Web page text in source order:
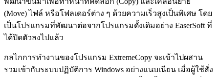
(Move) ไฟล์ หรือโฟลเดอร์ต่าง ๆ ด้วยความเร็วสูงเป็นพิเศษ โดย
เป็นโปรแกรมที่พัฒนาต่อจากโปรแกรมดั้งเดิมอย่าง EaserSoft ที่
ได้ปิดตัวลงไปแล้ว
กลไกการทำงานของโปรแกรม ExtremeCopy จะเข้าไปผสาน
รวมเข้ากับระบบปฏิบัติการ Windows อย่างแนบเนียน เมื่อผู้ใช้สั่ง